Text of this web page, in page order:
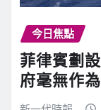
今日焦點
菲律賓劃
府毫無作